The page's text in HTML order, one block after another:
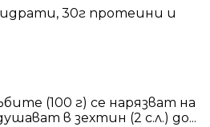
30г протеини и
(100 г) се нарязват на
в зехтин (2 с.л.) до...